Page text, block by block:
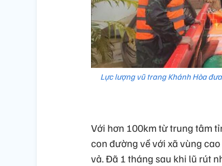
Lực lượng vũ trang Khánh Hòa
Với hơn 100km từ trung tâm
con đường về với xã vùng
vả. Đã 1 tháng sau khi lũ rút